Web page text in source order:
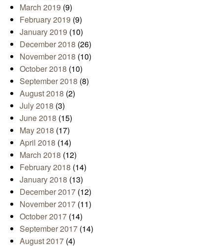
March 2019 (9)
February 2019 (9)
January 2019 (10)
December 2018 (26)
November 2018 (10)
October 2018 (10)
September 2018 (8)
August 2018 (2)
July 2018 (3)
June 2018 (15)
May 2018 (17)
April 2018 (14)
March 2018 (12)
February 2018 (14)
January 2018 (13)
December 2017 (12)
November 2017 (11)
October 2017 (14)
September 2017 (14)
August 2017 (4)